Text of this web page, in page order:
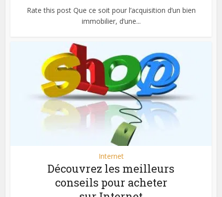
Rate this post Que ce soit pour l’acquisition d’un bien
immobilier, d’une...
Internet
Découvrez les meilleurs
conseils pour acheter